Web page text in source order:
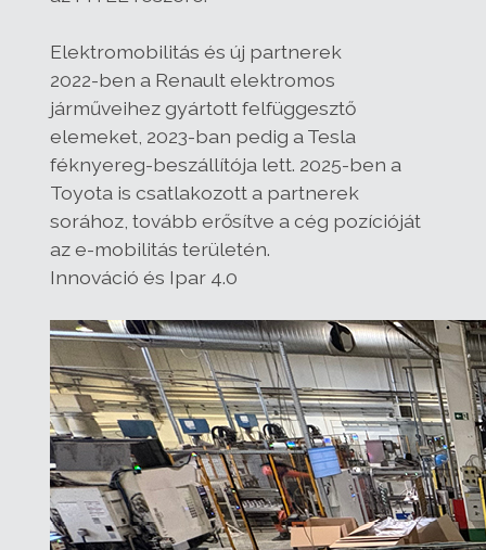
Elektromobilitás és új partnerek
2022-ben a Renault elektromos
járműveihez gyártott felfüggesztő
elemeket, 2023-ban pedig a Tesla
féknyereg-beszállítója lett. 2025-ben a
Toyota is csatlakozott a partnerek
sorához, tovább erősítve a cég pozícióját
az e-mobilitás területén.
Innováció és Ipar 4.0